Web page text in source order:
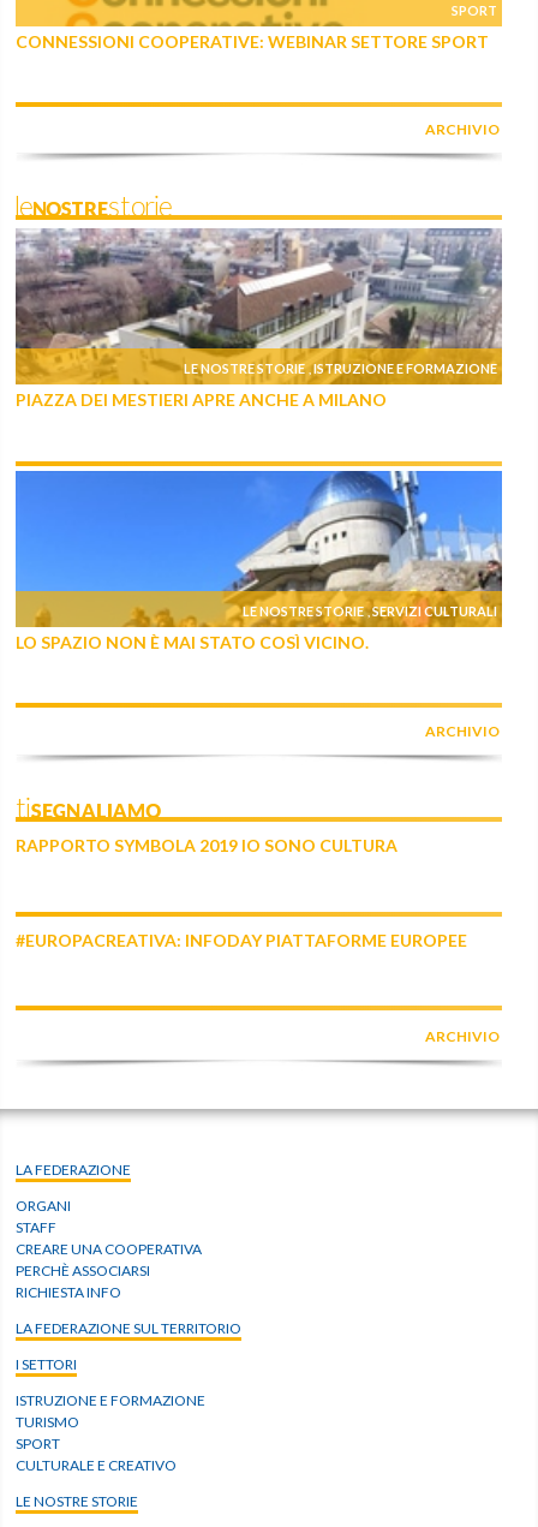
SPORT
CONNESSIONI COOPERATIVE: WEBINAR SETTORE SPORT
ARCHIVIO
leNOSTREstorie
LE NOSTRE STORIE , ISTRUZIONE E FORMAZIONE
PIAZZA DEI MESTIERI APRE ANCHE A MILANO
LE NOSTRE STORIE ,SERVIZI CULTURALI
LO SPAZIO NON È MAI STATO COSÌ VICINO.
ARCHIVIO
tiSEGNALIAMO
RAPPORTO SYMBOLA 2019 IO SONO CULTURA
#EUROPACREATIVA: INFODAY PIATTAFORME EUROPEE
ARCHIVIO
LA FEDERAZIONE
ORGANI
STAFF
CREARE UNA COOPERATIVA
PERCHÈ ASSOCIARSI
RICHIESTA INFO
LA FEDERAZIONE SUL TERRITORIO
I SETTORI
ISTRUZIONE E FORMAZIONE
TURISMO
SPORT
CULTURALE E CREATIVO
LE NOSTRE STORIE